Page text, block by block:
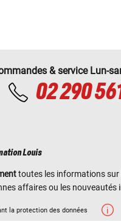
& service Lun-
02 290
Louis
toutes les informations sur
affaires ou les nouveautés
la protection des données